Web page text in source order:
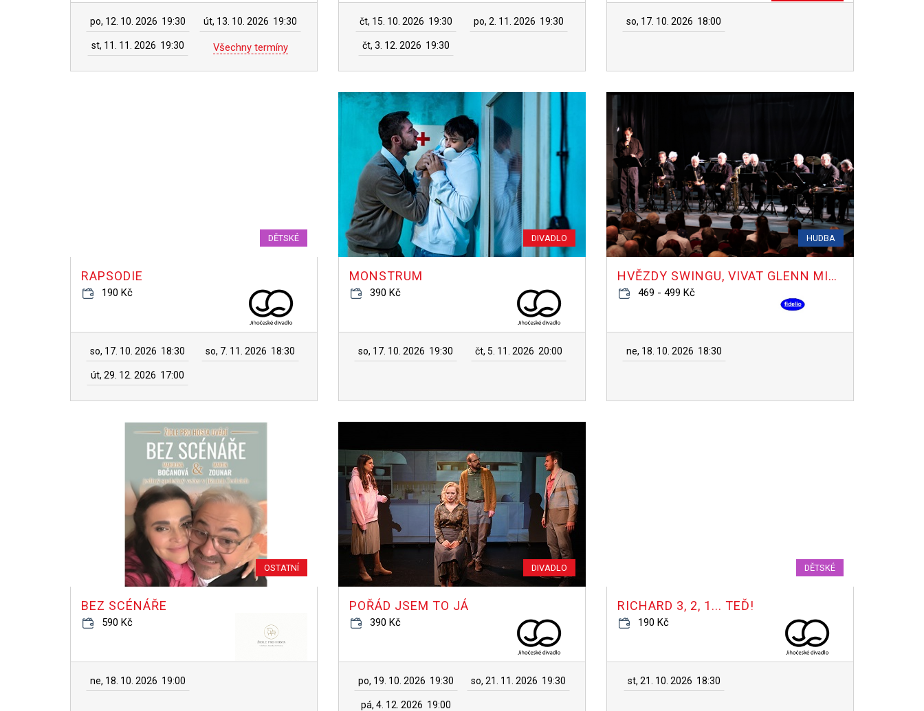
po, 12. 10. 2026 19:30 út, 13. 10. 2026 19:30
st, 11. 11. 2026 19:30 Všechny termíny
čt, 15. 10. 2026 19:30 po, 2. 11. 2026 19:30
čt, 3. 12. 2026 19:30
so, 17. 10. 2026 18:00
DĚTSKÉ
RAPSODIE
190 Kč
so, 17. 10. 2026 18:30 so, 7. 11. 2026 18:30
út, 29. 12. 2026 17:00
DIVADLO
MONSTRUM
390 Kč
so, 17. 10. 2026 19:30 čt, 5. 11. 2026 20:00
HUDBA
HVĚZDY SWINGU, VIVAT GLENN MILLER!
469 - 499 Kč
ne, 18. 10. 2026 18:30
OSTATNÍ
BEZ SCÉNÁŘE
590 Kč
ne, 18. 10. 2026 19:00
DIVADLO
POŘÁD JSEM TO JÁ
390 Kč
po, 19. 10. 2026 19:30 so, 21. 11. 2026 19:30
pá, 4. 12. 2026 19:00
DĚTSKÉ
RICHARD 3, 2, 1... TEĎ!
190 Kč
st, 21. 10. 2026 18:30